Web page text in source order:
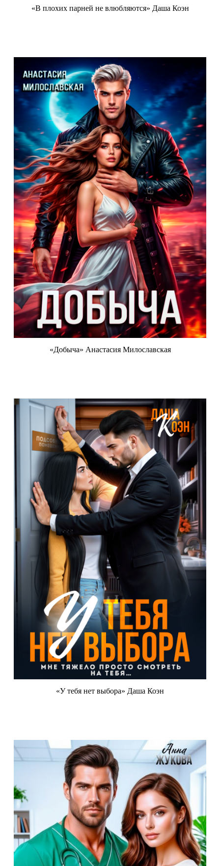
«В плохих парней не влюбляются» Даша Коэн
«Добыча» Анастасия Милославская
«У тебя нет выбора» Даша Коэн